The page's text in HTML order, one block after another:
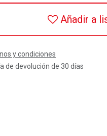
Añadir a
y condiciones
de devolución de 30 días